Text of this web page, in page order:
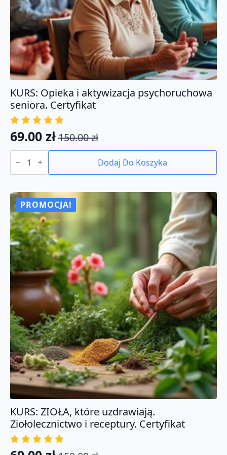
KURS: Opieka i aktywizacja psychoruchowa
seniora. Certyfikat
150.00zł
Pierwotna
cena
wynosiła:
150.00 zł.
69.00 zł
Aktualna
cena
wynosi:
69.00 zł.
ilość
KURS:
i
psychoruchowa
seniora.
Certyfikat
Dodaj Do Koszyka
PROMOCJA!
KURS: ZIOŁA, które uzdrawiają.
Ziołolecznictwo i receptury. Certyfikat